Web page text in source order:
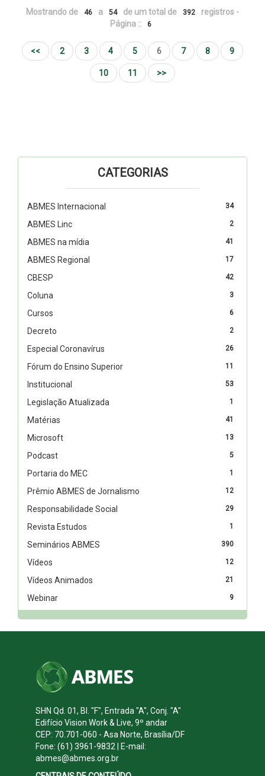
Mostrando de 46 a 54 de um total de 392
registros -
Página ::
6
<< 2 3 4 5 6 7 8 9
10 11 >>
CATEGORIAS
34
ABMES Internacional
2
ABMES Linc
41
ABMES na mídia
17
ABMES Regional
42
CBESP
3
Coluna
6
Cursos
2
Decreto
26
Especial Coronavírus
11
Fórum do Ensino Superior
53
Institucional
1
Legislação Atualizada
41
Matérias
13
Microsoft
5
Podcast
1
Portaria do MEC
12
Prêmio ABMES de Jornalismo
29
Responsabilidade Social
1
Revista Estudos
390
Seminários ABMES
12
Vídeos
21
Vídeos Animados
9
Webinar
SHN Qd. 01, Bl. "F", Entrada "A", Conj. "A"
Edifício Vision Work & Live, 9º andar
CEP: 70.701-060 - Asa Norte, Brasília/DF
Fone: (61) 3961-9832 | E-mail:
abmes@abmes.org.br